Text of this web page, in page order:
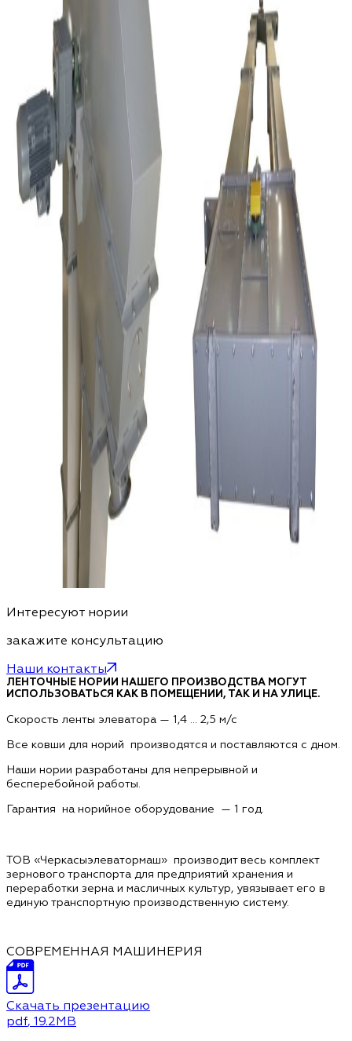
Интересуют нории
закажите консультацию
Наши контакты
ЛЕНТОЧНЫЕ НОРИИ НАШЕГО ПРОИЗВОДСТВА МОГУТ
ИСПОЛЬЗОВАТЬСЯ КАК В ПОМЕЩЕНИИ, ТАК И НА УЛИЦЕ.
Скорость ленты элеватора — 1,4 … 2,5 м/с
Все ковши для норий производятся и поставляются с дном.
Наши нории разработаны для непрерывной и
бесперебойной работы.
Гарантия на норийное оборудование — 1 год.
ТОВ «Черкасыэлеватормаш» производит весь комплект
зернового транспорта для предприятий хранения и
переработки зерна и масличных культур, увязывает его в
единую транспортную производственную систему.
СОВРЕМЕННАЯ МАШИНЕРИЯ
Скачать презентацию
pdf, 19.2MB